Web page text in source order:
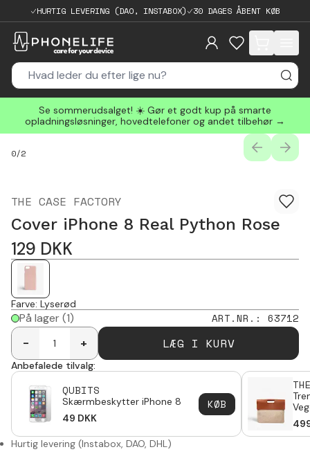
HURTIG LEVERING (DAO, INSTABOX) 30 DAGES ÅBENT KØB
items in cart,
Se sommerudsalget! ☀️ Gør et godt kup på smarte
opladningsløsninger, hovedtelefoner og andet tilbehør →
0/2
THE CASE FACTORY
Cover iPhone 8 Real Python Rose
129 DKK
Farve: Lyserød
På lager(1) ART.NR. : 63712
-
+ LÆG I KURV
Anbefalede tilvalg:
QUBITS
Skærmbeskytter iPhone 8
49 DKK
KØB
Hurtig levering (Instabox, DAO, DHL)